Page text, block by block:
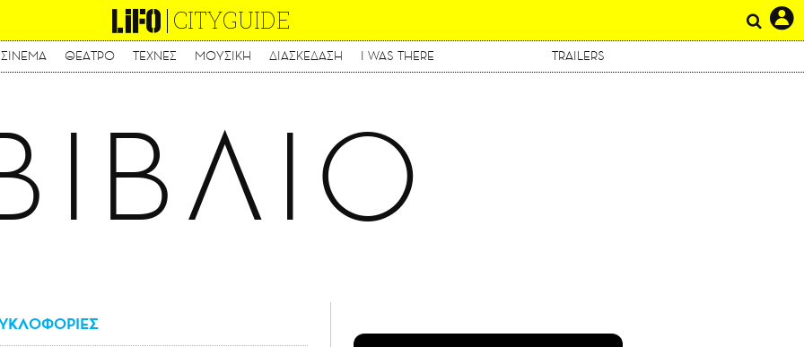
περιεχόμενο
CITYGUIDE
ΣΙΝΕΜΑ ΘΕΑΤΡΟ ΤΕΧΝΕΣ ΜΟΥΣΙΚΗ ΔΙΑΣΚΕΔΑΣΗ I WAS THERE TRAILERS